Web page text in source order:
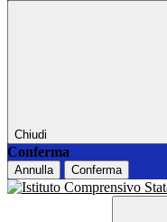
Chiudi
Conferma
Annulla Conferma